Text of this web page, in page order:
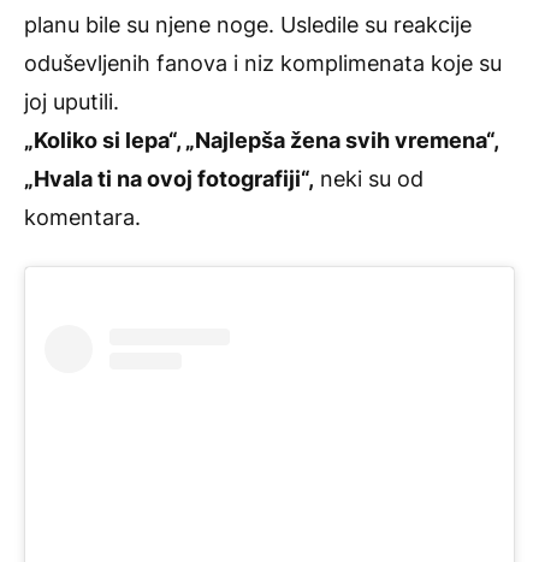
planu bile su njene noge. Usledile su reakcije
oduševljenih fanova i niz komplimenata koje su
joj uputili.
„Koliko si lepa“, „Najlepša žena svih vremena“,
„Hvala ti na ovoj fotografiji“, neki su od
komentara.